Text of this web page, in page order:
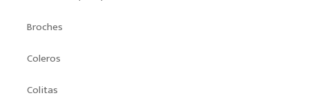
Broches
Coleros
Colitas